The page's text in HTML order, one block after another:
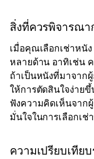
สิ่งที่ควรพิจารณา
เมื่อคุณเลือกเช่าหนั
หลายด้าน อาทิเช่น
ถ้าเป็นหนังที่มาจาก
ให้การตัดสินใจง่าย
ฟังความคิดเห็นจาก
มั่นใจในการเลือกเช่
ความเปรียบเทีย